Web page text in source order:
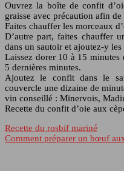
Ouvrez la boîte de confit
graisse avec précaution afin
Faites chauffer les morceaux
D’autre part, faites chauffer
dans un sautoir et ajoutez-y les
Laissez dorer 10 à 15
5 dernières minutes.
Ajoutez le confit dans le
couvercle une dizaine de
vin conseillé : Minervois,
Recette du confit d’oie aux
Recette du rosbif mariné
Comment préparer un bœuf